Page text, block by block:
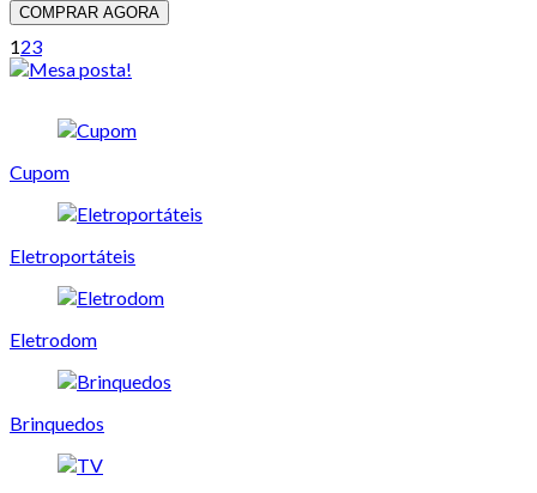
COMPRAR AGORA
123
Cupom
Eletroportáteis
Eletrodom
Brinquedos